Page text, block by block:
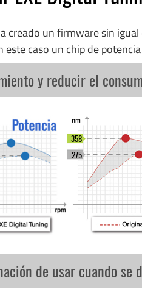
creado un firmware sin
este caso un chip de
y reducir el
275
358
de usar cuando se